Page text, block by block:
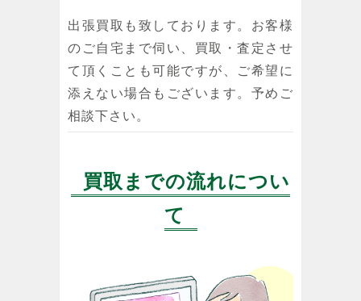
出張買取も致しております。お客様
のご自宅まで伺い、買取・査定させ
て頂くことも可能ですが、ご希望に
添えない場合もございます。予めご
相談下さい。
買取までの流れについ
て